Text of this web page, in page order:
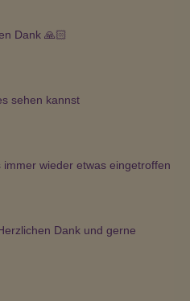
Dank 🙏🏻
sehen kannst
wieder etwas eingetroffen
Dank und gerne